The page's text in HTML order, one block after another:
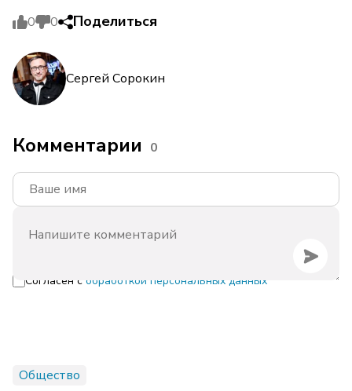
0 0 Поделиться
Сергей Сорокин
Комментарии 0
Согласен с обработкой персональных данных
Общество